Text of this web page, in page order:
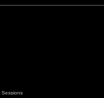
Sessions